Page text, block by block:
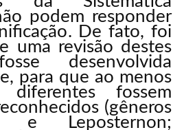
podem responder
De fato, foi
uma revisão destes
desenvolvida
para que ao menos
fossem
(gêneros
e Leposternon;